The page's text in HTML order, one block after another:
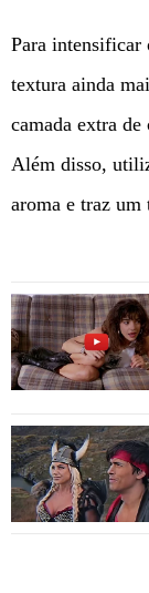
Para intensificar
textura ainda
camada extra
Além disso,
aroma e traz um